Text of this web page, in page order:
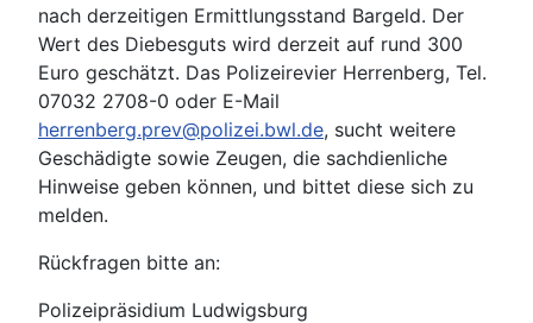
nach derzeitigen Ermittlungsstand Bargeld. Der
Wert des Diebesguts wird derzeit auf rund 300
Euro geschätzt. Das Polizeirevier Herrenberg, Tel.
07032 2708-0 oder E-Mail
herrenberg.prev@polizei.bwl.de, sucht weitere
Geschädigte sowie Zeugen, die sachdienliche
Hinweise geben können, und bittet diese sich zu
melden.
Rückfragen bitte an:
Polizeipräsidium Ludwigsburg